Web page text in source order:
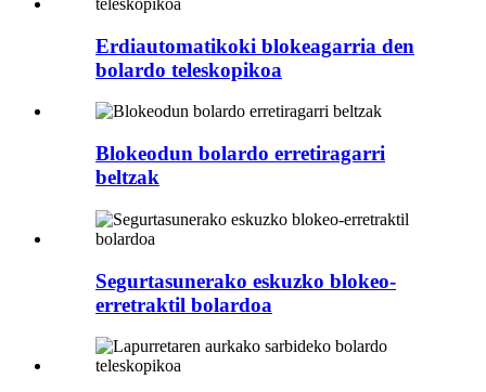
Erdiautomatikoki blokeagarria den
bolardo teleskopikoa
Blokeodun bolardo erretiragarri
beltzak
Segurtasunerako eskuzko blokeo-
erretraktil bolardoa